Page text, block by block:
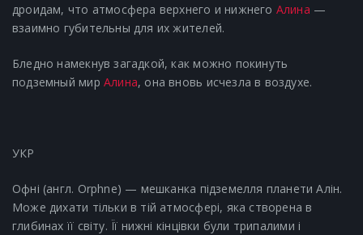
дроидам, что атмосфера верхнего и нижнего Алина —
взаимно губительны для их жителей.
Бледно намекнув загадкой, как можно покинуть
подземный мир Алина, она вновь исчезла в воздухе.
УКР
Офні (англ. Orphne) — мешканка підземелля планети Алін.
Може дихати тільки в тій атмосфері, яка створена в
глибинах її світу. Її нижні кінцівки були трипалими і